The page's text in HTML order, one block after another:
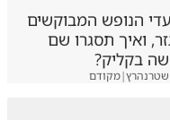
יעדי הנופש המבוקשים
ואיך תסגרו שם
בקליק?
שטרנהרץ|מקודם